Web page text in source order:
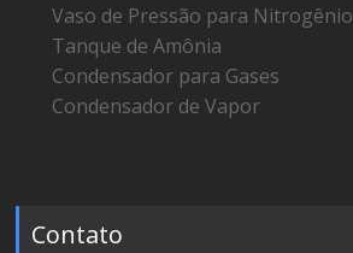
Vaso de Pressão para Nitrogênio
Tanque de Amônia
Condensador para Gases
Condensador de Vapor
Contato